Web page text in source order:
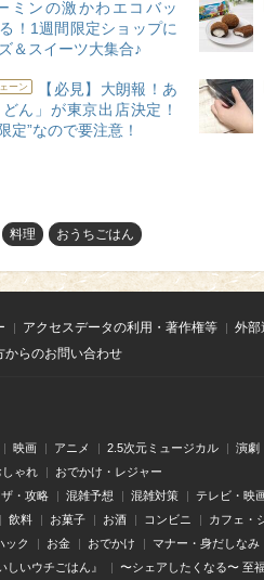
ミンの激かわエコバッ
！1週間限定ショップに
＆スイーツ大集合♪
ーン
【必見】大朗報！あ
ん」が東京出店決定！
定”なので要注意！
料理 おうちごはん
アクセスデータの利用・著作権等 外部
からのお問い合わせ
映画 アニメ 2.5次元ミュージカル 演劇
しゃれ おでかけ・レジャー
・攻略 混雑予想 混雑対策 テレビ・映
飲料 お菓子 お酒 コンビニ カフェ・
ック お金 おでかけ マナー・身だしなみ
しいウチごはん』 〜シェアしたくなる〜 至